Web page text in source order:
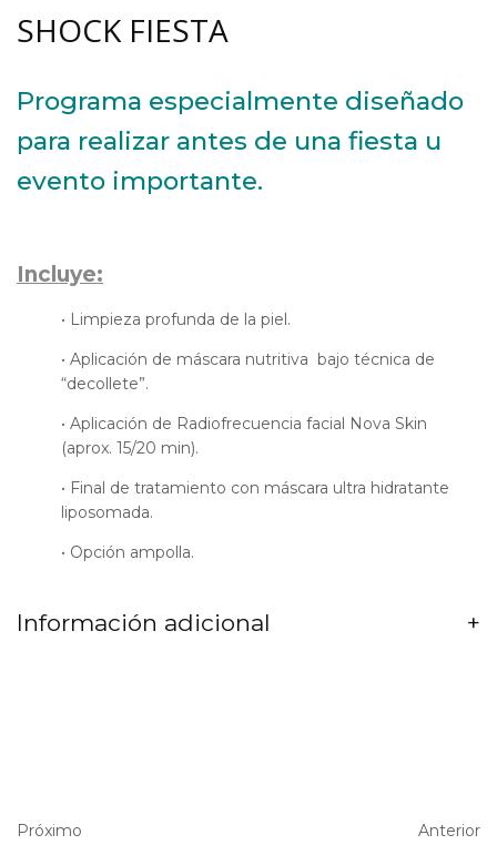
SHOCK FIESTA
Programa especialmente diseñado
para realizar antes de una fiesta u
evento importante.
Incluye:
• Limpieza profunda de la piel.
• Aplicación de máscara nutritiva bajo técnica de
“decollete”.
• Aplicación de Radiofrecuencia facial Nova Skin
(aprox. 15/20 min).
• Final de tratamiento con máscara ultra hidratante
liposomada.
• Opción ampolla.
Información adicional
Próximo Anterior